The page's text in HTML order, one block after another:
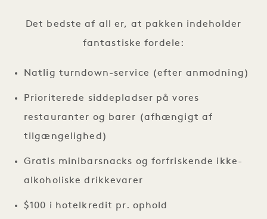
Det bedste af all er, at pakken indeholder
fantastiske fordele:
Natlig turndown-service (efter anmodning)
Prioriterede siddepladser på vores
restauranter og barer (afhængigt af
tilgængelighed)
Gratis minibarsnacks og forfriskende ikke-
alkoholiske drikkevarer
$100 i hotelkredit pr. ophold